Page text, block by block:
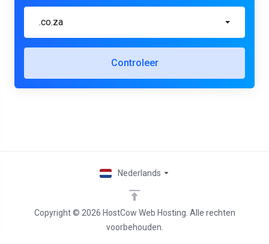
.co.za
Controleer
Copyright © 2026 HostCow Web Hosting. Alle rechten
voorbehouden.
Nederlands